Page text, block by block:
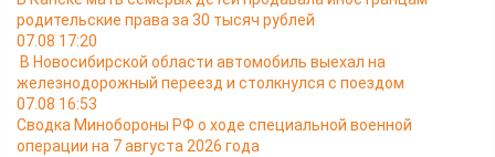
родительские права за 30 тысяч рублей
07.08 17:20
В Новосибирской области автомобиль выехал на
железнодорожный переезд и столкнулся с поездом
07.08 16:53
Сводка Минобороны РФ о ходе специальной военной
операции на 7 августа 2026 года